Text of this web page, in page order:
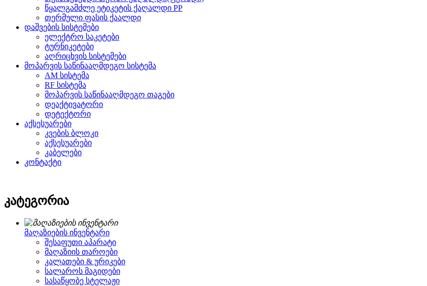
წყალგამძლე ეტიკეტის ქაღალდი PP
თერმული ფასის ქაალდი
დაშვების სისტემები
ელექტრო საკეტები
ტურნიკეტები
აღრიცხვის სისტემები
მოპარვის საწინააღმდეგო სისტემა
AM სისტემა
RF სისტემა
მოპარვის საწინააღმდეგო თაგები
დეაქტივატორი
დეტექტორი
აქსესუარები
კვების ბლოკი
აქსესუარები
კაბელები
კონტაქტი
კატეგორია
მაღაზიების ინვენტარი
შესაფუთი აპარატი
მაღაზიის თაროები
კალათები & ურიკები
სალაროს მაგიდები
სასაწყობე სტელაჟი